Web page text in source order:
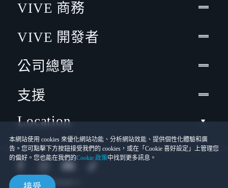
本網站使用 cookies 來優化網站功能、分析網站效能、提供個性化體驗和廣
告。您可點擊下方按鈕接受我們的 cookies，或在「Cookie 喜好設定」上管理您
的偏好。您也能在我們的Cookie 政策中找到更多訊息。
VIVE 商務
VIVE 開發者
公司總覽
支援
Location